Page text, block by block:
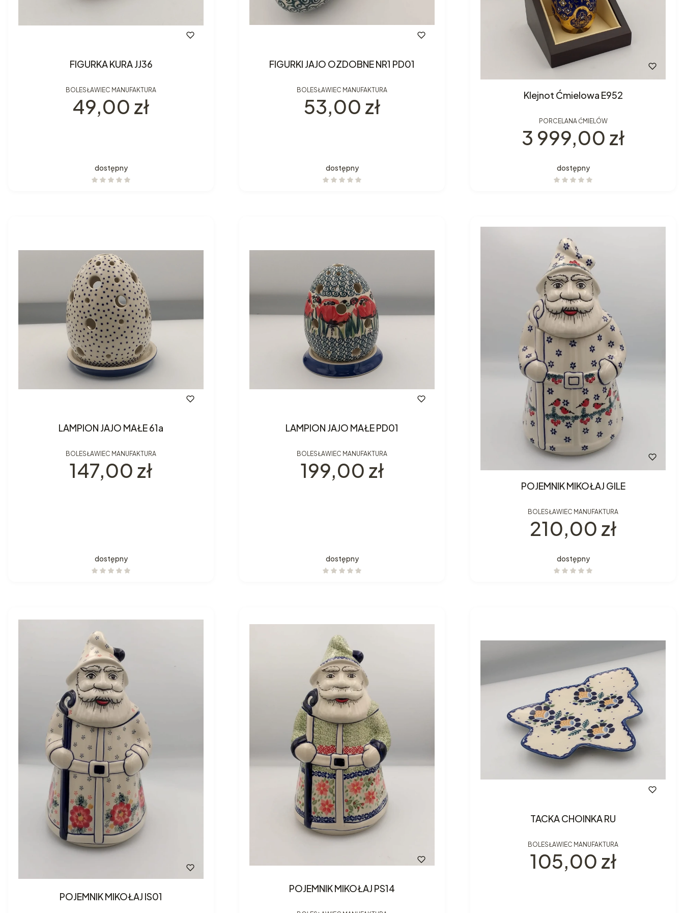
FIGURKA KURA JJ36
BOLESŁAWIEC MANUFAKTURA
Cena
49,00 zł
dostępny
FIGURKI JAJO OZDOBNE NR1 PD01
BOLESŁAWIEC MANUFAKTURA
Cena
53,00 zł
dostępny
Klejnot Ćmielowa E952
PORCELANA ĆMIELÓW
Cena
3 999,00 zł
dostępny
LAMPION JAJO MAŁE 61a
BOLESŁAWIEC MANUFAKTURA
Cena
147,00 zł
dostępny
LAMPION JAJO MAŁE PD01
BOLESŁAWIEC MANUFAKTURA
Cena
199,00 zł
dostępny
POJEMNIK MIKOŁAJ GILE
BOLESŁAWIEC MANUFAKTURA
Cena
210,00 zł
dostępny
POJEMNIK MIKOŁAJ IS01
POJEMNIK MIKOŁAJ PS14
TACKA CHOINKA RU
BOLESŁAWIEC MANUFAKTURA
Cena
105,00 zł